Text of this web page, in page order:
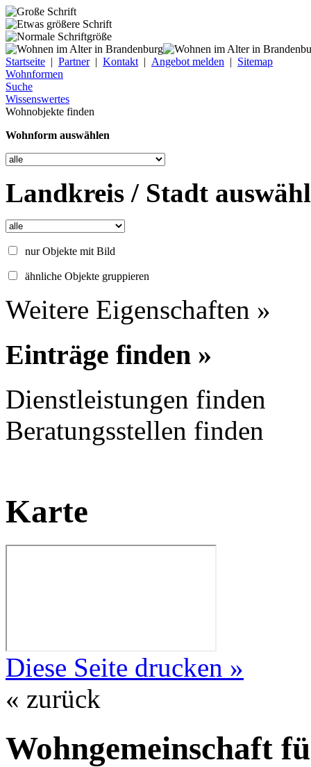
Startseite | Partner| Kontakt | Angebot melden | Sitemap
Wohnformen
Suche
Wissenswertes
Wohnobjekte finden
Wohnform auswählen
Landkreis / Stadt
nur Objekte mit Bild
ähnliche Objekte gruppieren
Weitere Eigenschaften »
Einträge finden »
Dienstleistungen finden
Beratungsstellen finden
Karte
Diese Seite drucken »
« zurück
Wohngemeinschaft